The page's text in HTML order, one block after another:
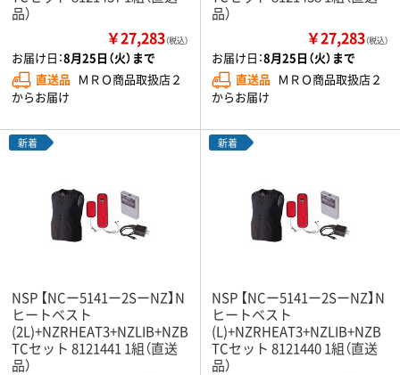
品）
￥27,283（税込）
お届け日：8月25日（火）まで
直送品 ＭＲＯ商品取扱店２
からお届け
品）
￥27,283（税込）
お届け日：8月25日（火）まで
直送品 ＭＲＯ商品取扱店２
からお届け
新着
NSP 【NCー5141ー2SーNZ】N
ヒートベスト
(2L)+NZRHEAT3+NZLIB+NZB
TCセット 8121441 1組（直送
品）
新着
NSP 【NCー5141ー2SーNZ】N
ヒートベスト
(L)+NZRHEAT3+NZLIB+NZB
TCセット 8121440 1組（直送
品）